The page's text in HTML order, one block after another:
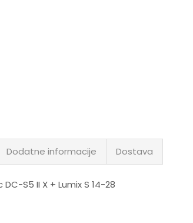
Dodatne informacije Dostava
S5 II X + Lumix S 14-28